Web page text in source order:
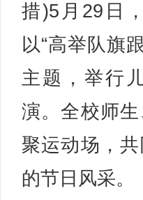
措)5月29日
以“高举队旗
主题，举行
演。全校师
聚运动场，
的节日风采。